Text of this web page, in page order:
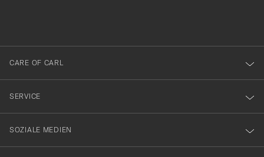
dig
till
vårt
nyhetsbrev!
CARE OF CARL
SERVICE
SOZIALE MEDIEN